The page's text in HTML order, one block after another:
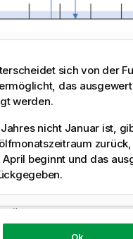
sich von der
das
werden.
nicht Januar ist,
beginnt und das
mit April als erstem Monat